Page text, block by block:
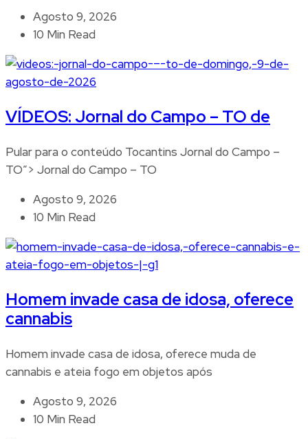
Agosto 9, 2026
10 Min Read
VÍDEOS: Jornal do Campo – TO de
Pular para o conteúdo Tocantins Jornal do Campo –
TO”> Jornal do Campo – TO
Agosto 9, 2026
10 Min Read
Homem invade casa de idosa, oferece
cannabis
Homem invade casa de idosa, oferece muda de
cannabis e ateia fogo em objetos após
Agosto 9, 2026
10 Min Read